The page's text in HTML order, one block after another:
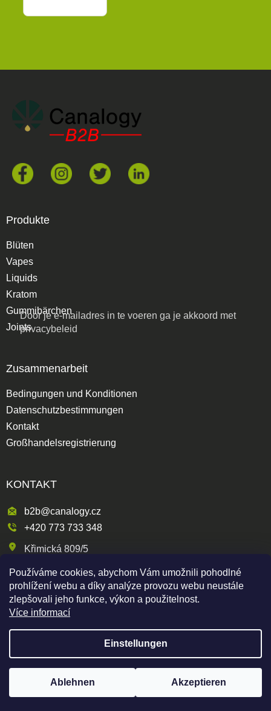
Používáme cookies, abychom Vám umožnili pohodlné
prohlížení webu a díky analýze provozu webu neustále
zlepšovali jeho funkce, výkon a použitelnost.
Více informací
Einstellungen
Ablehnen Akzeptieren
Um Produkte anzuzeigen, müssen Sie registriert sein
Door je e-mailadres in te voeren ga je akkoord met
privacybeleid
Produkte
Blüten
Vapes
Liquids
Kratom
Gummibärchen
Joints
Zusammenarbeit
Bedingungen und Konditionen
Datenschutzbestimmungen
Kontakt
Großhandelsregistrierung
KONTAKT
b2b@canalogy.cz
+420 773 733 348
Křimická 809/5
318 00 Plzeň 3-Skvrňany
Česká republika
Shoptet | mime digital
Copyright 2026Canapuff Wholesale. Alle Rechte
vorbehalten.